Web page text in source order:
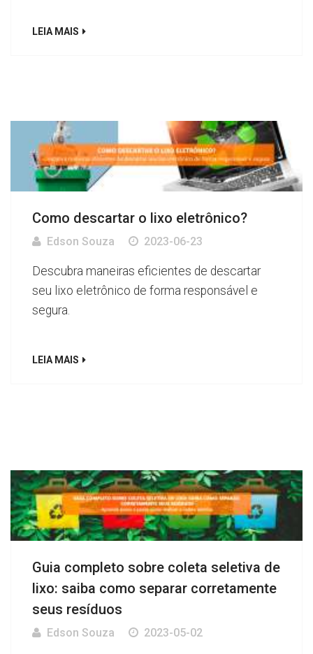
LEIA MAIS
Como descartar o lixo eletrônico?
Edson Souza 2023-06-23
Descubra maneiras eficientes de descartar
seu lixo eletrônico de forma responsável e
segura.
LEIA MAIS
Guia completo sobre coleta seletiva de
lixo: saiba como separar corretamente
seus resíduos
Edson Souza 2023-05-02